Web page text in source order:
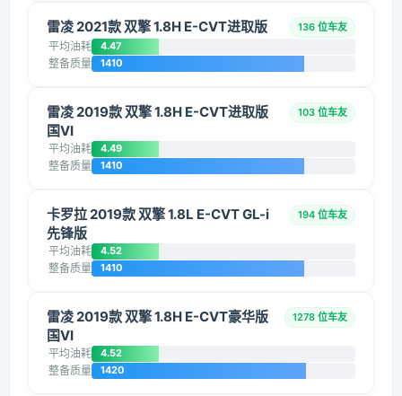
雷凌 2021款 双擎 1.8H E-CVT进取版 136 位车友
平均油耗 4.47
整备质量 1410
雷凌 2019款 双擎 1.8H E-CVT进取版
国VI
103 位车友
平均油耗 4.49
整备质量 1410
卡罗拉 2019款 双擎 1.8L E-CVT GL-i
先锋版
194 位车友
平均油耗 4.52
整备质量 1410
雷凌 2019款 双擎 1.8H E-CVT豪华版
国VI
1278 位车友
平均油耗 4.52
整备质量 1420